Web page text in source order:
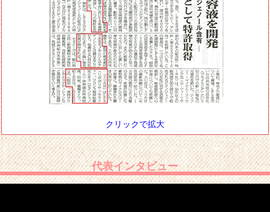
クリックで拡大
代表インタビュー